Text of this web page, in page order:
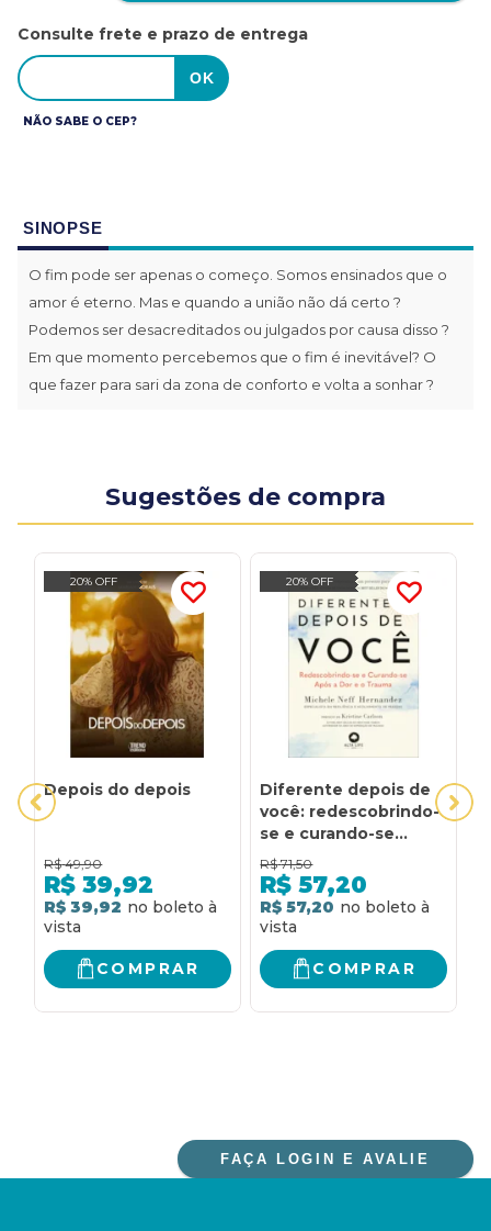
Consulte frete e prazo de entrega
NÃO SABE O CEP?
SINOPSE
O fim pode ser apenas o começo. Somos ensinados que o
amor é eterno. Mas e quando a união não dá certo ?
Podemos ser desacreditados ou julgados por causa disso ?
Em que momento percebemos que o fim é inevitável? O
que fazer para sari da zona de conforto e volta a sonhar ?
Sugestões de compra
20% OFF
Depois do depois
R$ 49,90
R$ 39,92
R$ 39,92
COMPRAR
20% OFF
Diferente depois de
você: redescobrindo-
se e curando-se
depois da dor e do
trauma
R$ 71,50
R$ 57,20
R$ 57,20
COMPRAR
FAÇA LOGIN E AVALIE